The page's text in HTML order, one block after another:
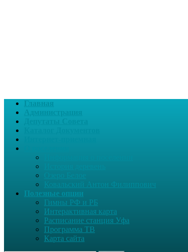
Главная
Администрация
Ковальский Антон Филиппович
Полезные опции
Гимны РФ и РБ
Интерактивная карта
Расписание станция Уфа
Программа ТВ
Карта сайта